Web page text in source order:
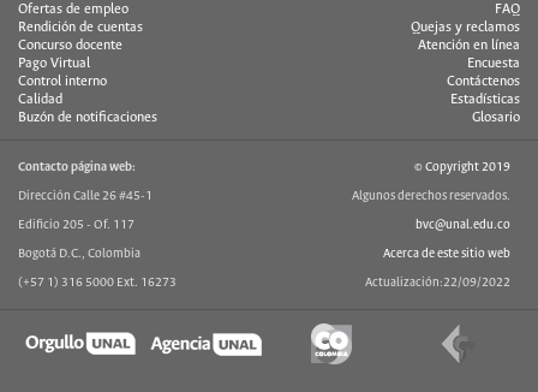
Ofertas de empleo
Rendición de cuentas
Concurso docente
Pago Virtual
Control interno
Calidad
Buzón de notificaciones
FAQ
Quejas y reclamos
Atención en línea
Encuesta
Contáctenos
Estadísticas
Glosario
Contacto página web:
Dirección Calle 26 #45-1
Edificio 205 - Of. 117
Bogotá D.C., Colombia
(+57 1) 316 5000 Ext. 16273
© Copyright 2019
Algunos derechos reservados.
bvc@unal.edu.co
Acerca de este sitio web
Actualización:22/09/2022